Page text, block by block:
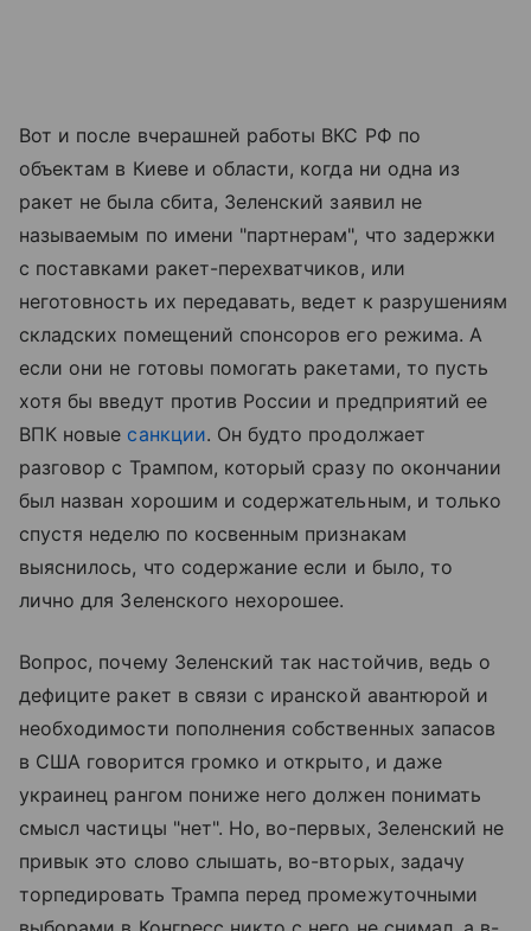
Вот и после вчерашней работы ВКС РФ по
объектам в Киеве и области, когда ни одна из
ракет не была сбита, Зеленский заявил не
называемым по имени "партнерам", что задержки
с поставками ракет-перехватчиков, или
неготовность их передавать, ведет к разрушениям
складских помещений спонсоров его режима. А
если они не готовы помогать ракетами, то пусть
хотя бы введут против России и предприятий ее
ВПК новые санкции. Он будто продолжает
разговор с Трампом, который сразу по окончании
был назван хорошим и содержательным, и только
спустя неделю по косвенным признакам
выяснилось, что содержание если и было, то
лично для Зеленского нехорошее.
Вопрос, почему Зеленский так настойчив, ведь о
дефиците ракет в связи с иранской авантюрой и
необходимости пополнения собственных запасов
в США говорится громко и открыто, и даже
украинец рангом пониже него должен понимать
смысл частицы "нет". Но, во-первых, Зеленский не
привык это слово слышать, во-вторых, задачу
торпедировать Трампа перед промежуточными